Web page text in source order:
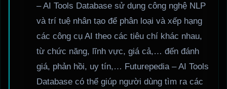
– AI Tools Database sử dụng công nghệ NLP
và trí tuệ nhân tạo để phân loại và xếp hạng
các công cụ AI theo các tiêu chí khác nhau,
từ chức năng, lĩnh vực, giá cả,… đến đánh
giá, phản hồi, uy tín,… Futurepedia – AI Tools
Database có thể giúp người dùng tìm ra các